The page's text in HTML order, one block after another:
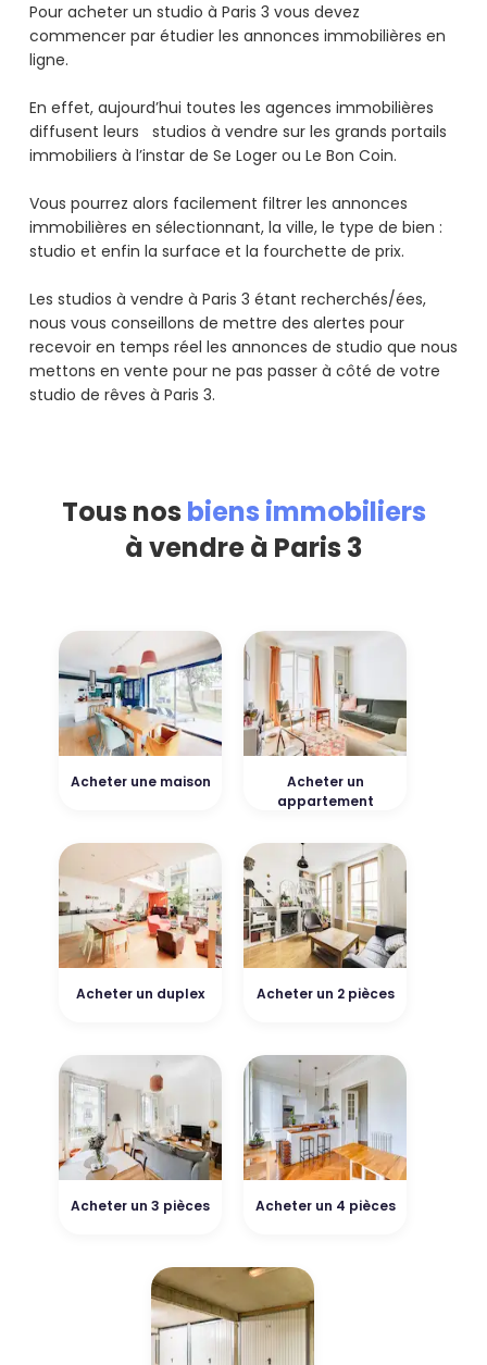
Pour acheter un studio à Paris 3 vous devez
commencer par étudier les annonces immobilières en
ligne.
En effet, aujourd’hui toutes les agences immobilières
diffusent leurs studios à vendre sur les grands portails
immobiliers à l’instar de Se Loger ou Le Bon Coin.
Vous pourrez alors facilement filtrer les annonces
immobilières en sélectionnant, la ville, le type de bien :
studio et enfin la surface et la fourchette de prix.
Les studios à vendre à Paris 3 étant recherchés/ées,
nous vous conseillons de mettre des alertes pour
recevoir en temps réel les annonces de studio que nous
mettons en vente pour ne pas passer à côté de votre
studio de rêves à Paris 3.
Tous nos biens immobiliers
à vendre à Paris 3
Acheter une maison
Acheter un
appartement
Acheter un duplex Acheter un 2 pièces
Acheter un 3 pièces Acheter un 4 pièces